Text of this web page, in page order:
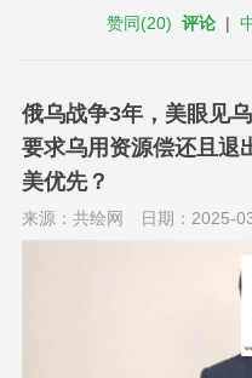
赞同(20) 评论 |
俄乌战争3年，美眼见
要求乌用资源偿还且退
美优先？
来源：共绘网 日期：2025-